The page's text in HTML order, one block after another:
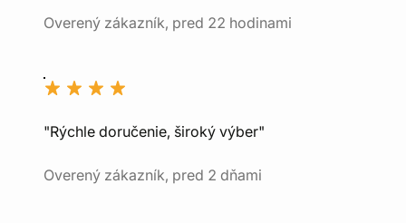
Overený zákazník, pred 22 hodinami
"Rýchle doručenie, široký výber"
Overený zákazník, pred 2 dňami